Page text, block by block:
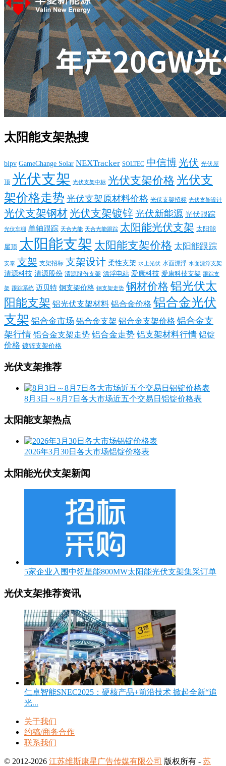
太阳能支架热搜
bipv GameChange Solar NEXTracker SOLTEC 中信博光伏 光伏屋
顶 光伏支架 光伏支架中标 光伏支架价格 光伏支
架价格走势 光伏支架原材料价格 光伏支架招标 光伏支架设计
光伏支架钢材光伏支架镀锌光伏新能源 光伏跟踪
光伏车棚 单轴跟踪 天合光能 天合光能跟踪 太阳能光伏支架 太阳能
屋顶 太阳能支架 太阳能支架价格 太阳能跟踪
安泰 支架 支架招标 支架设计 柔性支架 水上光伏 水面漂浮 水面漂浮支架
清源科技 清源股份 清源股份支架 漂浮电站 爱康科技 爱康科技支架 跟踪支
架 跟踪系统 迈贝特 钢支架价格 钢支架走势 钢材价格 铝光伏太
阳能支架 铝光伏支架材料 铝合金价格 铝合金光伏
支架 铝合金市场 铝合金支架 铝合金支架价格 铝合金支
架行情 铝合金支架走势 铝合金走势 铝支架材料行情 铝锭
价格 镀锌支架价格
光伏支架推荐
8月3日～8月7日各大市场近五个交易日铝锭价格表
太阳能支架热点
2026年3月30日各大市场铝锭价格表
太阳能光伏支架新闻
5家企业入围中瓴星能800MW太阳能光伏支架集采订单
光伏支架推荐资讯
仁卓智能SNEC2025：硬核产品+前沿技术 掀起全新“追
光...
关于我们
约稿/商务合作
联系我们
© 2012-2026 江苏维斯康星广告传媒有限公司 版权所有 - 苏